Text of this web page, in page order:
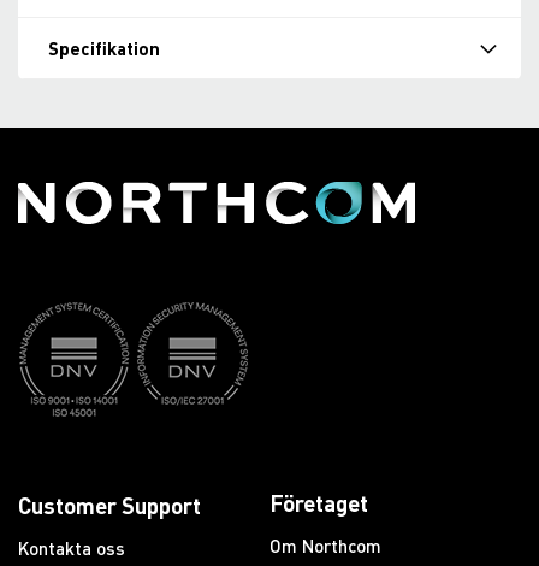
Specifikation
Customer Support
Kontakta oss
Företaget
Om Northcom